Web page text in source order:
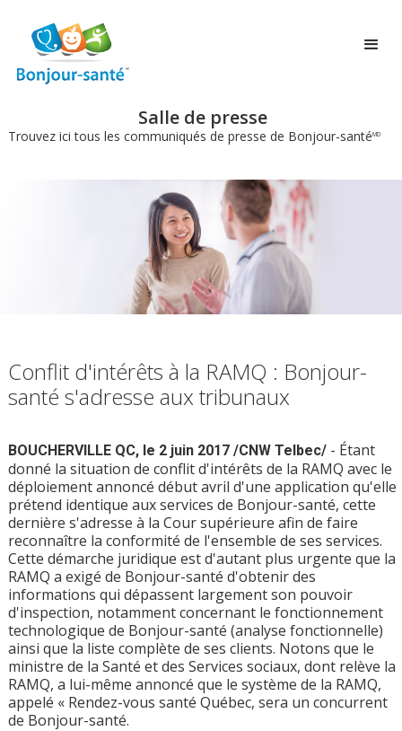
Salle de presse
Trouvez ici tous les communiqués de presse de Bonjour-santéMD
Conflit d'intérêts à la RAMQ : Bonjour-
santé s'adresse aux tribunaux
BOUCHERVILLE QC, le 2 juin 2017 /CNW Telbec/- Étant
donné la situation de conflit d'intérêts de la RAMQ avec le
déploiement annoncé début avril d'une application qu'elle
prétend identique aux services de Bonjour-santé, cette
dernière s'adresse à la Cour supérieure afin de faire
reconnaître la conformité de l'ensemble de ses services.
Cette démarche juridique est d'autant plus urgente que la
RAMQ a exigé de Bonjour-santé d'obtenir des
informations qui dépassent largement son pouvoir
d'inspection, notamment concernant le fonctionnement
technologique de Bonjour-santé (analyse fonctionnelle)
ainsi que la liste complète de ses clients. Notons que le
ministre de la Santé et des Services sociaux, dont relève la
RAMQ, a lui-même annoncé que le système de la RAMQ,
appelé « Rendez-vous santé Québec, sera un concurrent
de Bonjour-santé.